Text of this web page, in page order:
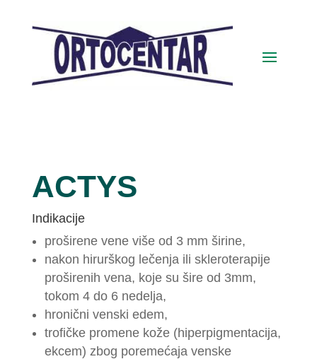
ACTYS
Indikacije
proširene vene više od 3 mm širine,
nakon hirurškog lečenja ili skleroterapije
proširenih vena, koje su šire od 3mm,
tokom 4 do 6 nedelja,
hronični venski edem,
trofičke promene kože (hiperpigmentacija,
ekcem) zbog poremećaja venske